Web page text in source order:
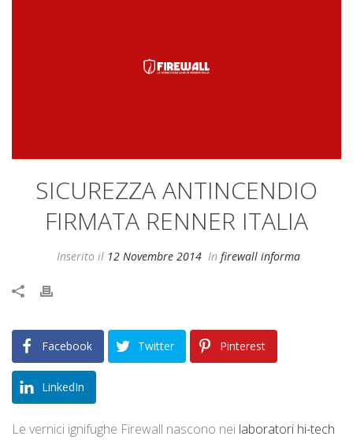
SICUREZZA ANTINCENDIO
FIRMATA RENNER ITALIA
Inserito il 12 Novembre 2014 In firewall informa
Facebook Twitter Pinterest
LinkedIn
Le vernici ignifughe Firewall nascono nei laboratori hi-tech